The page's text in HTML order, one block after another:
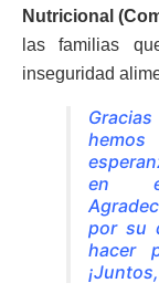
Nutricional
las familias
inseguridad
en
por su
hacer